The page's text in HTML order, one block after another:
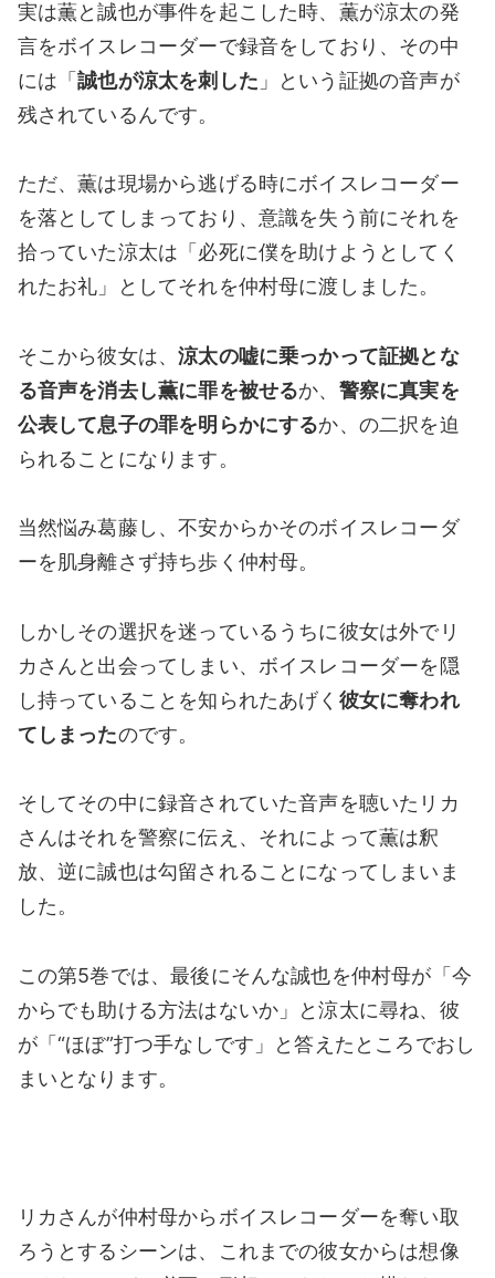
実は薫と誠也が事件を起こした時、薫が涼太の発
言をボイスレコーダーで録音をしており、その中
には「誠也が涼太を刺した 」という証拠の音声が
残されているんです。
ただ、薫は現場から逃げる時にボイスレコーダー
を落としてしまっており、意識を失う前にそれを
拾っていた涼太は「必死に僕を助けようとしてく
れたお礼」としてそれを仲村母に渡しました。
そこから彼女は、涼太の嘘に乗っかって証拠とな
る音声を消去し薫に罪を被せるか、 警察に真実を
公表して息子の罪を明らかにするか、の二択を迫
られることになります。
当然悩み葛藤し、不安からかそのボイスレコーダ
ーを肌身離さず持ち歩く仲村母。
しかしその選択を迷っているうちに彼女は外でリ
カさんと出会ってしまい、ボイスレコーダーを隠
し持っていることを知られたあげく 彼女に奪われ
てしまったのです。
そしてその中に録音されていた音声を聴いたリカ
さんはそれを警察に伝え、それによって薫は釈
放、逆に誠也は勾留されることになってしまいま
した。
この第5巻では、最後にそんな誠也を仲村母が「今
からでも助ける方法はないか」と涼太に尋ね、彼
が「“ほぼ”打つ手なしです」と答えたところでおし
まいとなります。
リカさんが仲村母からボイスレコーダーを奪い取
ろうとするシーンは、これまでの彼女からは想像